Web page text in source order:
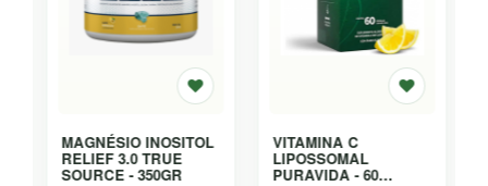
MAGNÉSIO INOSITOL
RELIEF 3.0 TRUE
SOURCE - 350GR
VITAMINA C
LIPOSSOMAL
PURAVIDA - 60